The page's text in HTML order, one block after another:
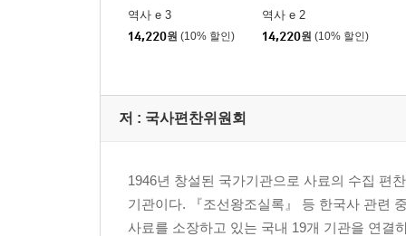
역사 e 3
14,220원 (10% 할인)
역사 e 2
14,220원 (10% 할인)
저 : 국사편찬위원회
1946년 창설된 국가기관으로 사료의 수집 편
기관이다. 『조선왕조실록』 등 한국사 관련
사료를 소장하고 있는 국내 19개 기관을 연결